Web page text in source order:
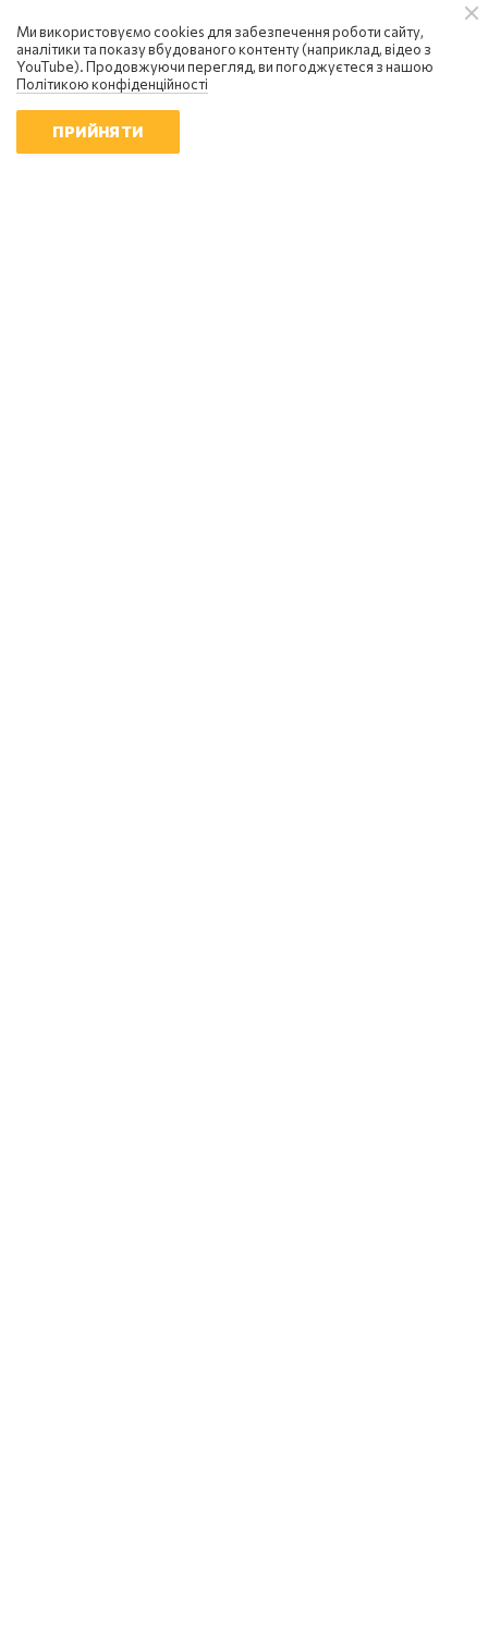
Сергій Фурса
росія посилює інформаційну
війну: чому українцям не варто
піддаватися паніці
18:01 | 6.08.2026
Ми використовуємо cookies для забезпечення роботи сайту,
аналітики та показу вбудованого контенту (наприклад, відео з
YouTube). Продовжуючи перегляд, ви погоджуєтеся з нашою
Політикою конфіденційності
ПРИЙНЯТИ